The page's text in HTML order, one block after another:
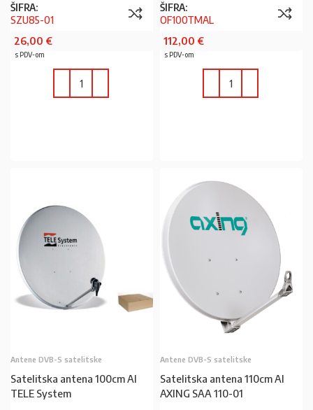
ŠIFRA:
SZU85-01
26,00 €
s PDV-om
ŠIFRA:
OF100TMAL
112,00 €
s PDV-om
Antene DVB-S satelitske
Satelitska antena 100cm Al
TELE System
Antene DVB-S satelitske
Satelitska antena 110cm Al
AXING SAA 110-01